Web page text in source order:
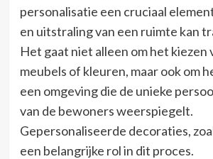
personalisatie een cruciaal
en uitstraling van een ruimte kan
Het gaat niet alleen om het kiezen
meubels of kleuren, maar ook om
een omgeving die de unieke
van de bewoners weerspiegelt.
Gepersonaliseerde decoraties,
een belangrijke rol in dit proces.